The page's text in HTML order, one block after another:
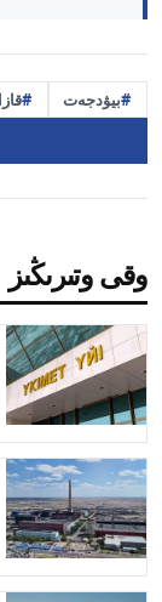
بيۋدجەت
وقى وتىرىڭىز